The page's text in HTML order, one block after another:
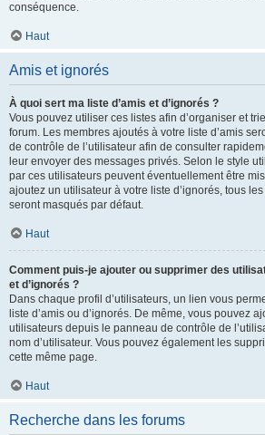
conséquence.
Haut
Amis et ignorés
À quoi sert ma liste d’amis et d’ignorés ?
Vous pouvez utiliser ces listes afin d’organiser et
forum. Les membres ajoutés à votre liste d’amis
de contrôle de l’utilisateur afin de consulter
leur envoyer des messages privés. Selon le style
par ces utilisateurs peuvent éventuellement être
ajoutez un utilisateur à votre liste d’ignorés, tous
seront masqués par défaut.
Haut
Comment puis-je ajouter ou supprimer des
et d’ignorés ?
Dans chaque profil d’utilisateurs, un lien vous
liste d’amis ou d’ignorés. De même, vous pouvez
utilisateurs depuis le panneau de contrôle de
nom d’utilisateur. Vous pouvez également les
cette même page.
Haut
Recherche dans les forums